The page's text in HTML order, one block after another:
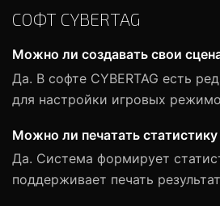
СОФТ CYBERTAG
Можно ли создавать свои
Да. В софте CYBERTAG есть
для настройки игровых
Можно ли печатать
Да. Система формирует
поддерживает печать